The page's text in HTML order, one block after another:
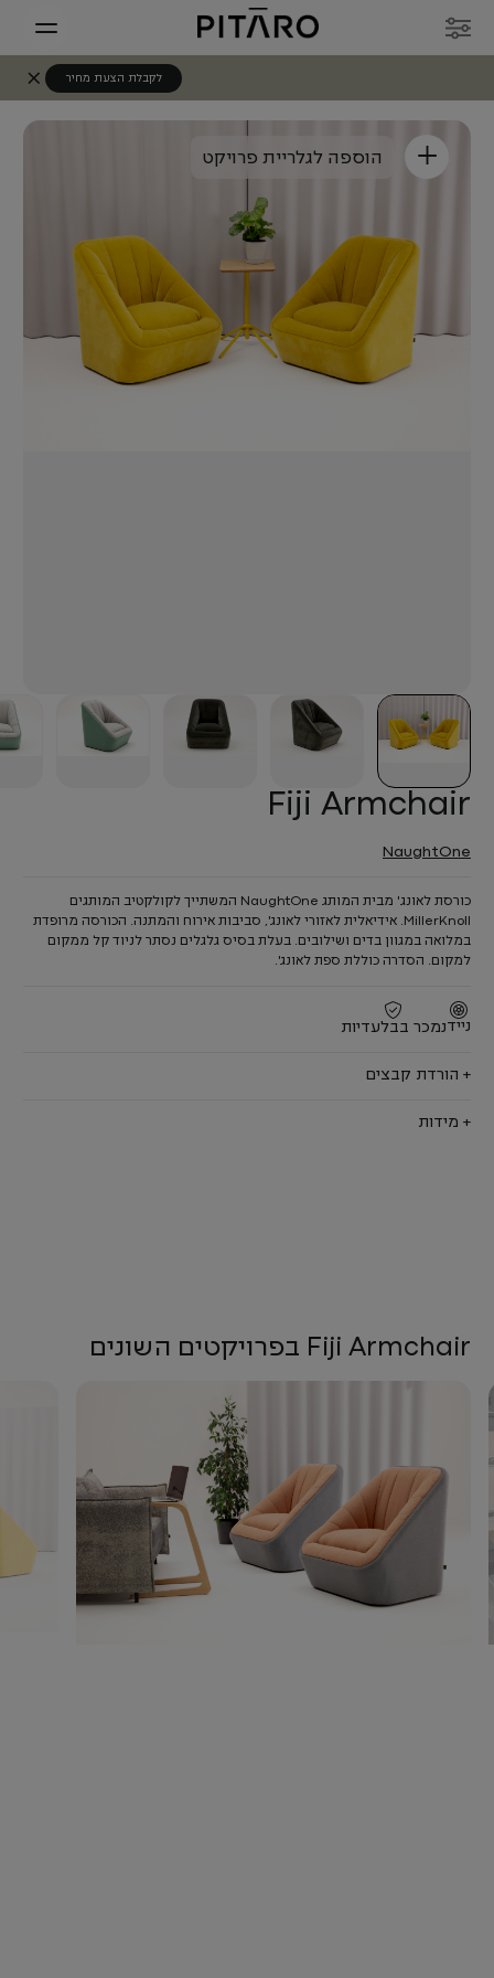
לקבלת הצעת מחיר
+ הוספה לגלריית פרויקט
Fiji Armchair
NaughtOne
כורסת לאונג' מבית המותג NaughtOne המשתייך לקולקטיב המותגים
MillerKnoll. אידיאלית לאזורי לאונג', סביבות אירוח והמתנה. הכורסה מרופדת
במלואה במגוון בדים ושילובים. בעלת בסיס גלגלים נסתר לניוד קל ממקום
למקום. הסדרה כוללת ספת לאונג'.
ניידנמכר בבלעדיות
+ הורדת קבצים
+ מידות
Fiji Armchair בפרויקטים השונים